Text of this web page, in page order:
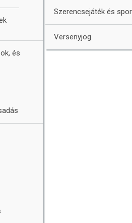
és
Szerencsejáték és
Versenyjog